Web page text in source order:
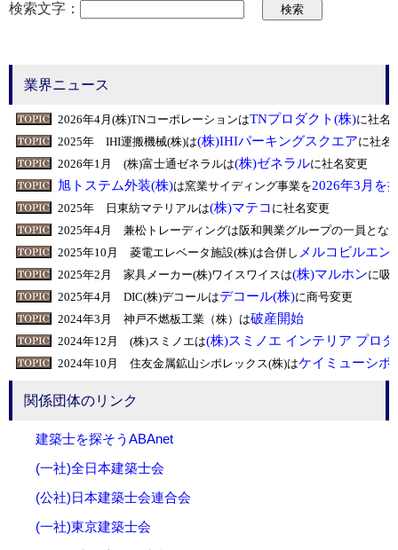
検索文字：
業界ニュース
関係団体のリンク
建築士を探そうABAnet
(一社)全日本建築士会
(公社)日本建築士会連合会
(一社)東京建築士会